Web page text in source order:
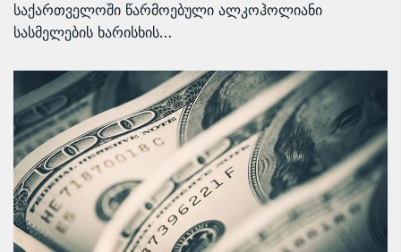
საქართველოში წარმოებული ალკოჰოლიანი
სასმელების ხარისხის…